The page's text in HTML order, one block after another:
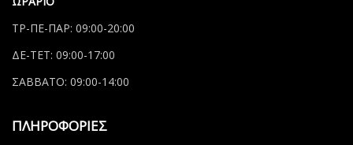
ΤΡ-ΠΕ-ΠΑΡ: 09:00-20:00
ΔΕ-ΤΕΤ: 09:00-17:00
ΣΑΒΒΑΤΟ: 09:00-14:00
ΠΛΗΡΟΦΟΡΙΕΣ